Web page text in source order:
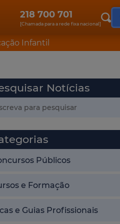
218 700 701
[Chamada para a rede fixa nacional]
Infantil
Notícias
Públicos
e Formação
e Guias Profissionais